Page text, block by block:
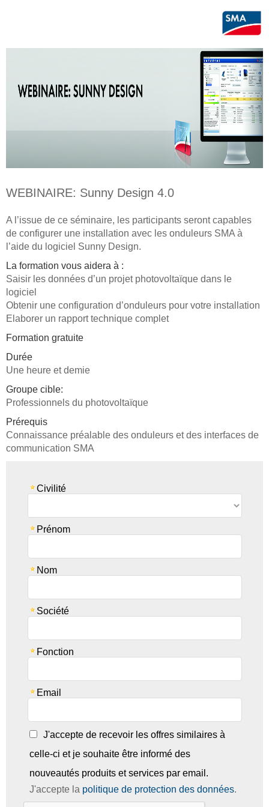
WEBINAIRE: Sunny Design 4.0
A l’issue de ce séminaire, les participants seront capables
de configurer une installation avec les onduleurs SMA à
l’aide du logiciel Sunny Design.
La formation vous aidera à :
Saisir les données d’un projet photovoltaïque dans le
logiciel
Obtenir une configuration d’onduleurs pour votre installation
Elaborer un rapport technique complet
Formation gratuite
Durée
Une heure et demie
Groupe cible:
Professionnels du photovoltaïque
Prérequis
Connaissance préalable des onduleurs et des interfaces de
communication SMA
Civilité
Prénom
Nom
Société
Fonction
Email
J'accepte de recevoir les offres similaires à
celle-ci et je souhaite être informé des
nouveautés produits et services par email.
J'accepte la politique de protection des données.